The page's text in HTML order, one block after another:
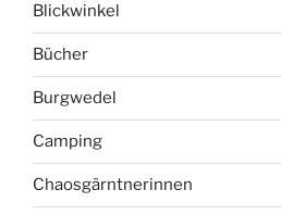
Blickwinkel
Bücher
Burgwedel
Camping
Chaosgärntnerinnen